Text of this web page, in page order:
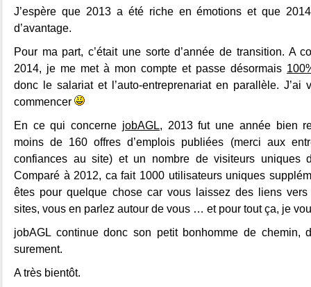
J’espère que 2013 a été riche en émotions et que
d’avantage.
Pour ma part, c’était une sorte d’année de transition. A
2014, je me met à mon compte et passe désormais
donc le salariat et l’auto-entreprenariat en parallèle. J’ai
commencer
En ce qui concerne jobAGL, 2013 fut une année bien
moins de 160 offres d’emplois publiées (merci aux
confiances au site) et un nombre de visiteurs uniques
Comparé à 2012, ca fait 1000 utilisateurs uniques
êtes pour quelque chose car vous laissez des liens
sites, vous en parlez autour de vous … et pour tout ça, je
jobAGL continue donc son petit bonhomme de chemin,
surement.
A très bientôt.